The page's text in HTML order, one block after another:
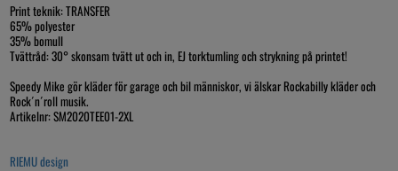
Print teknik: TRANSFER
65% polyester
35% bomull
Tvättråd: 30° skonsam tvätt ut och in, EJ torktumling och strykning på printet!
Speedy Mike gör kläder för garage och bil människor, vi älskar Rockabilly kläder och
Rock´n´roll musik.
Artikelnr: SM2020TEE01-2XL
RIEMU design